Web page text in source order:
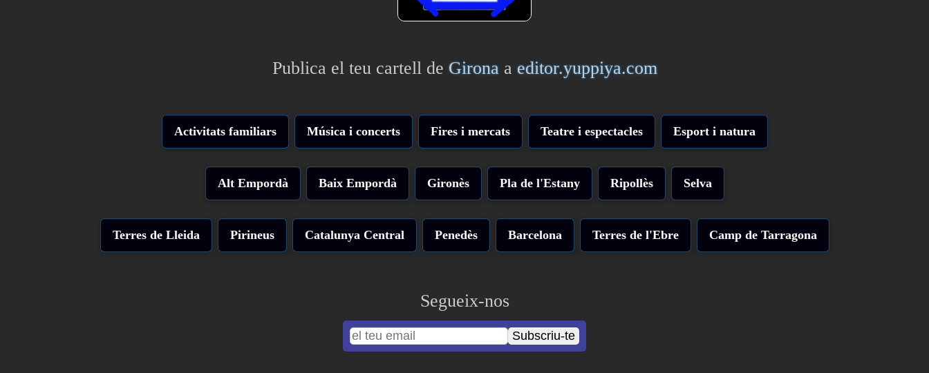
Publica el teu cartell deGironaaeditor.yuppiya.com
Activitats familiars Música i concerts Fires i mercats Teatre i espectacles Esport i natura
Alt Empordà Baix Empordà Gironès Pla de l'Estany Ripollès Selva
Terres de Lleida Pirineus Catalunya Central Penedès Barcelona Terres de l'Ebre Camp de Tarragona
Segueix-nos
Subscriu-te